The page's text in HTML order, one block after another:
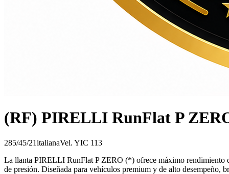
(RF) PIRELLI RunFlat P
285/45/21italianaVel. YIC 113
La llanta PIRELLI RunFlat P ZERO (*) ofrece máximo rendimiento
de presión. Diseñada para vehículos premium y de alto desempeño,